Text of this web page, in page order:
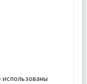
использованы